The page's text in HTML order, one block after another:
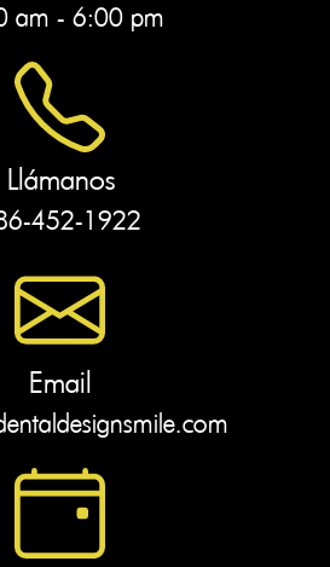
am - 6:00 pm
Llámanos
452-1922
Email